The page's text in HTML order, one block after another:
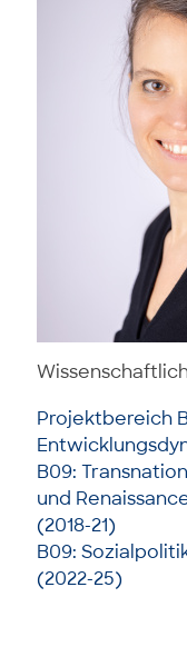
Projektbereich
B09:
und
(2018-21)
B09:
(2022-25)